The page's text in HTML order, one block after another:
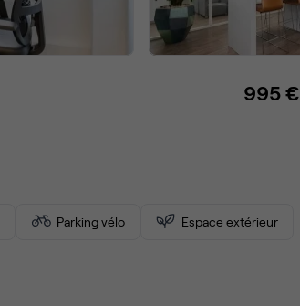
995 €
Parking vélo
Espace extérieur